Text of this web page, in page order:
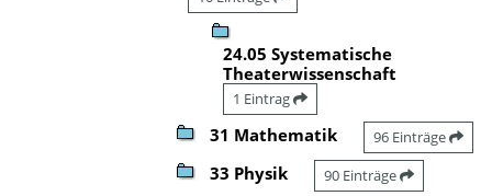
24.05 Systematische
Theaterwissenschaft
1 Eintrag
31 Mathematik 96 Einträge
33 Physik 90 Einträge